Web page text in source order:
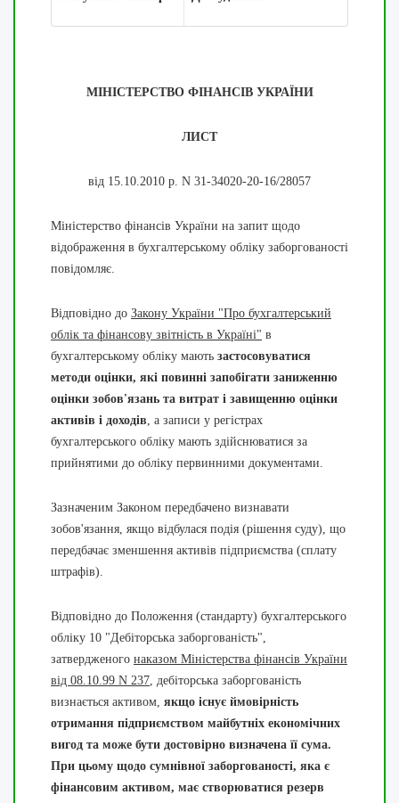
МІНІСТЕРСТВО ФІНАНСІВ УКРАЇНИ
ЛИСТ
від 15.10.2010 р. N 31-34020-20-16/28057
Міністерство фінансів України на запит щодо
відображення в бухгалтерському обліку заборгованості
повідомляє.
Відповідно до Закону України "Про бухгалтерський
облік та фінансову звітність в Україні" в
бухгалтерському обліку мають застосовуватися
методи оцінки, які повинні запобігати заниженню
оцінки зобов'язань та витрат і завищенню оцінки
активів і доходів, а записи у регістрах
бухгалтерського обліку мають здійснюватися за
прийнятими до обліку первинними документами.
Зазначеним Законом передбачено визнавати
зобов'язання, якщо відбулася подія (рішення суду), що
передбачає зменшення активів підприємства (сплату
штрафів).
Відповідно до Положення (стандарту) бухгалтерського
обліку 10 "Дебіторська заборгованість",
затвердженого наказом Міністерства фінансів України
від 08.10.99 N 237, дебіторська заборгованість
визнається активом, якщо існує ймовірність
отримання підприємством майбутніх економічних
вигод та може бути достовірно визначена її сума.
При цьому щодо сумнівної заборгованості, яка є
фінансовим активом, має створюватися резерв